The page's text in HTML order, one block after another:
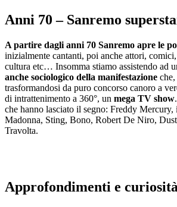
Anni 70 – Sanremo
A partire dagli anni 70 Sanremo apre le
inizialmente cantanti, poi anche attori,
cultura etc… Insomma stiamo assistendo ad
anche sociologico della manifestazione
trasformandosi da puro concorso canoro a
di intrattenimento a 360°, un mega TV show
che hanno lasciato il segno: Freddy
Madonna, Sting, Bono, Robert De Niro,
Travolta.
Approfondimenti e curiosità